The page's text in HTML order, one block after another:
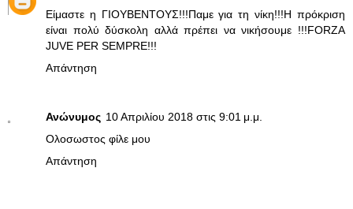
Είμαστε η ΓΙΟΥΒΕΝΤΟΥΣ!!!Παμε για τη νίκη!!!Η πρόκριση
είναι πολύ δύσκολη αλλά πρέπει να νικήσουμε !!!FORZA
JUVE PER SEMPRE!!!
Απάντηση
Ανώνυμος 10 Απριλίου 2018 στις 9:01 μ.μ.
Ολοσωστος φίλε μου
Απάντηση